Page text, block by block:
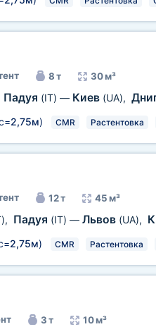
8 т 30 м³
Падуя (IT) — Киев (UA),
2,75м) CMR Растентовка
12 т 45 м³
, Падуя (IT) — Львов (UA),
2,75м) CMR Растентовка
3 т 10 м³